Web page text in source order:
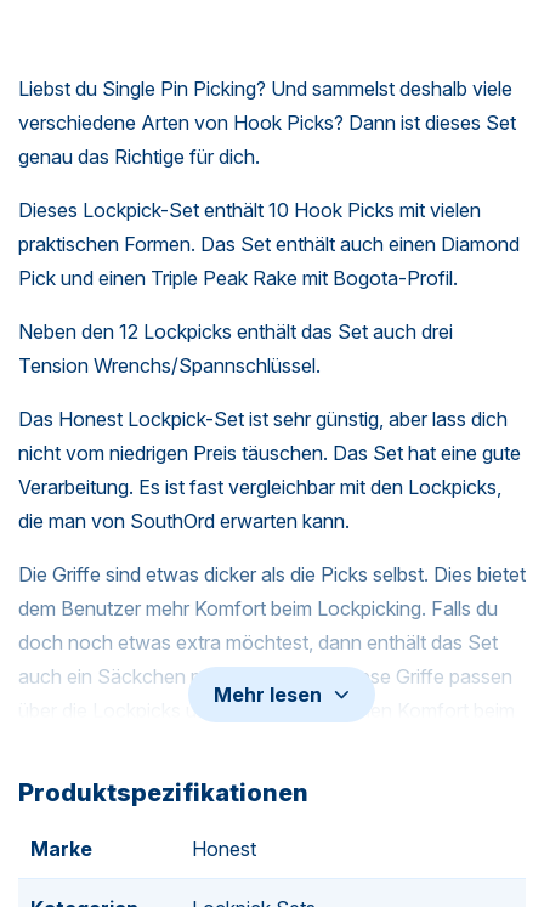
Liebst du Single Pin Picking? Und sammelst deshalb viele
verschiedene Arten von Hook Picks? Dann ist dieses Set
genau das Richtige für dich.
Dieses Lockpick-Set enthält 10 Hook Picks mit vielen
praktischen Formen. Das Set enthält auch einen Diamond
Pick und einen Triple Peak Rake mit Bogota-Profil.
Neben den 12 Lockpicks enthält das Set auch drei
Tension Wrenchs/Spannschlüssel.
Das Honest Lockpick-Set ist sehr günstig, aber lass dich
nicht vom niedrigen Preis täuschen. Das Set hat eine gute
Verarbeitung. Es ist fast vergleichbar mit den Lockpicks,
die man von SouthOrd erwarten kann.
Die Griffe sind etwas dicker als die Picks selbst. Dies bietet
dem Benutzer mehr Komfort beim Lockpicking. Falls du
doch noch etwas extra möchtest, dann enthält das Set
auch ein Säckchen mit roten Griffen. Diese Griffe passen
über die Lockpicks und bieten zusätzlichen Komfort beim
Das Set ist aus rostfreiem Stahl gefertigt.
Mehr lesen
Produktspezifikationen
Marke Honest